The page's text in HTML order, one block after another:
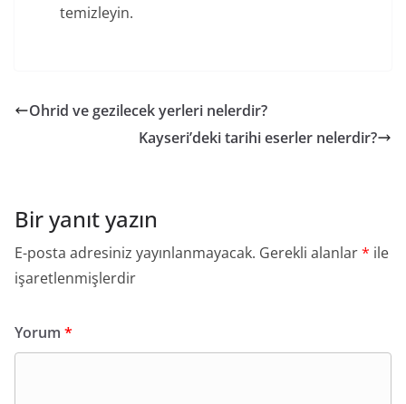
temizleyin.
Ohrid ve gezilecek yerleri nelerdir?
Kayseri’deki tarihi eserler nelerdir?
Bir yanıt yazın
E-posta adresiniz yayınlanmayacak. Gerekli alanlar* ile
işaretlenmişlerdir
Yorum *